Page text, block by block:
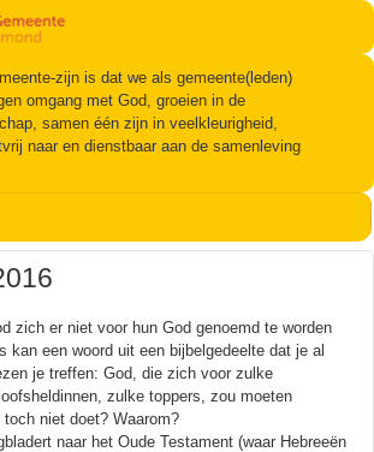
zijn is dat we als gemeente(leden)
omgang met God, groeien in de
samen één zijn in veelkleurigheid,
naar en dienstbaar aan de samenleving
zich er niet voor hun God genoemd te worden
kan een woord uit een bijbelgedeelte dat je al
je treffen: God, die zich voor zulke
zulke toppers, zou moeten
niet doet? Waarom?
naar het Oude Testament (waar Hebreeën